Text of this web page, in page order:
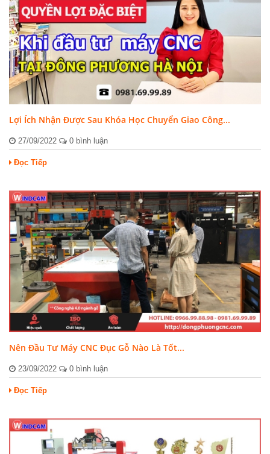
Lợi Ích Nhận Được Sau Khóa Học Chuyển Giao Công...
27/09/2022 0 bình luận
Đọc Tiếp
Nên Đầu Tư Máy CNC Đục Gỗ Nào Là Tốt...
23/09/2022 0 bình luận
Đọc Tiếp